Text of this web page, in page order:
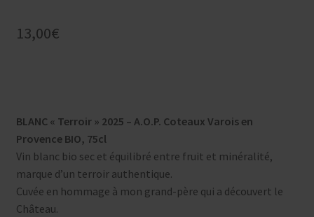
13,00€
BLANC « Terroir » 2025 – A.O.P. Coteaux Varois en
Provence BIO, 75cl
Vin blanc bio sec et équilibré entre fruit et minéralité,
marque d’un terroir authentique.
Cuvée en hommage à mon grand-père qui a découvert le
Château.